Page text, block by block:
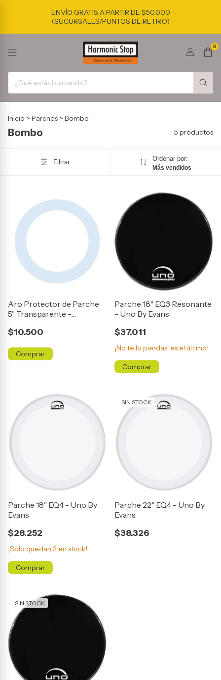
ENVÍO GRATIS A PARTIR DE $50.000
(SUCURSALES/PUNTOS DE RETIRO)
0
Inicio > Parches > Bombo
Bombo 5 productos
Filtrar Ordenar por:
Más vendidos
Aro Protector de Parche
5" Transparente -
$10.500
Parche 18" EQ3 Resonante
- Uno By Evans
$37.011
¡No te lo pierdas, es el último!
Parche 18" EQ4 - Uno By
Evans
$28.252
¡Solo quedan 2en stock!
SIN STOCK
Parche 22" EQ4 - Uno By
Evans
$38.326
SIN STOCK